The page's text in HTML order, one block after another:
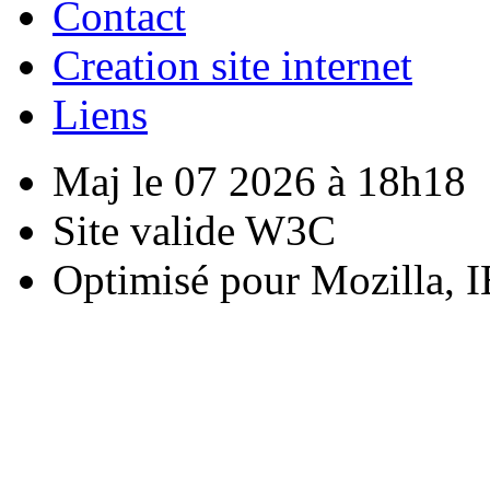
Contact
Creation site internet
Liens
Maj le 07 2026 à 18h18
Site valide W3C
Optimisé pour Mozilla,